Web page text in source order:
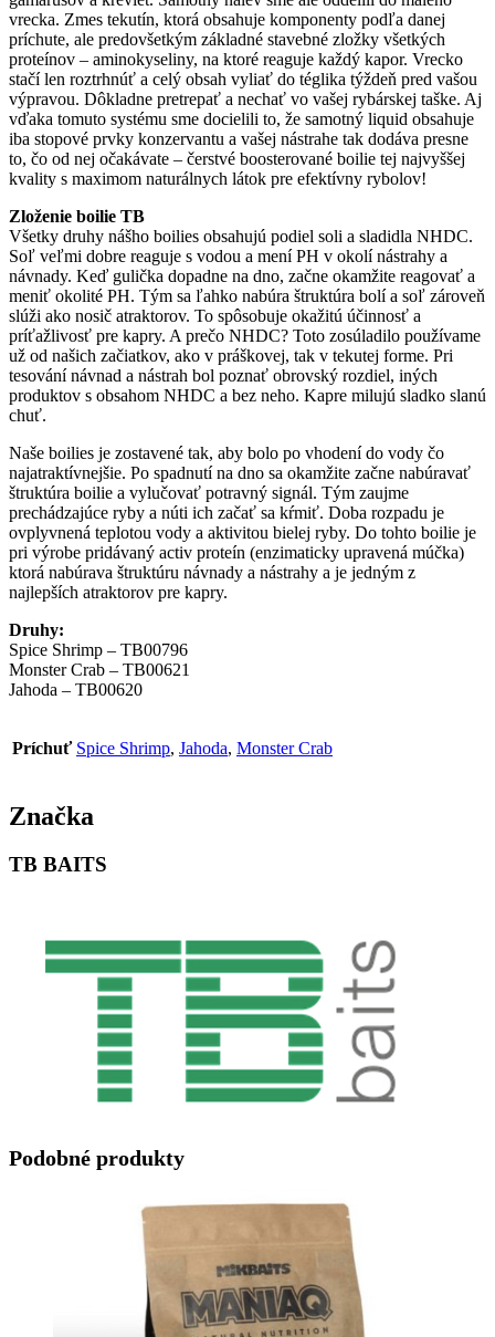
vrecka. Zmes tekutín, ktorá obsahuje komponenty podľa danej
príchute, ale predovšetkým základné stavebné zložky všetkých
proteínov – aminokyseliny, na ktoré reaguje každý kapor. Vrecko
stačí len roztrhnúť a celý obsah vyliať do téglika týždeň pred vašou
výpravou. Dôkladne pretrepať a nechať vo vašej rybárskej taške. Aj
vďaka tomuto systému sme docielili to, že samotný liquid obsahuje
iba stopové prvky konzervantu a vašej nástrahe tak dodáva presne
to, čo od nej očakávate – čerstvé boosterované boilie tej najvyššej
kvality s maximom naturálnych látok pre efektívny rybolov!
Zloženie boilie TB
Všetky druhy nášho boilies obsahujú podiel soli a sladidla NHDC.
Soľ veľmi dobre reaguje s vodou a mení PH v okolí nástrahy a
návnady. Keď gulička dopadne na dno, začne okamžite reagovať a
meniť okolité PH. Tým sa ľahko nabúra štruktúra bolí a soľ zároveň
slúži ako nosič atraktorov. To spôsobuje okažitú účinnosť a
príťažlivosť pre kapry. A prečo NHDC? Toto zosúladilo používame
už od našich začiatkov, ako v práškovej, tak v tekutej forme. Pri
tesování návnad a nástrah bol poznať obrovský rozdiel, iných
produktov s obsahom NHDC a bez neho. Kapre milujú sladko slanú
chuť.
Naše boilies je zostavené tak, aby bolo po vhodení do vody čo
najatraktívnejšie. Po spadnutí na dno sa okamžite začne nabúravať
štruktúra boilie a vylučovať potravný signál. Tým zaujme
prechádzajúce ryby a núti ich začať sa kŕmiť. Doba rozpadu je
ovplyvnená teplotou vody a aktivitou bielej ryby. Do tohto boilie je
pri výrobe pridávaný activ proteín (enzimaticky upravená múčka)
ktorá nabúrava štruktúru návnady a nástrahy a je jedným z
najlepších atraktorov pre kapry.
Druhy:
Spice Shrimp – TB00796
Monster Crab – TB00621
Jahoda – TB00620
Príchuť Spice Shrimp, Jahoda, Monster Crab
Značka
TB BAITS
Podobné produkty